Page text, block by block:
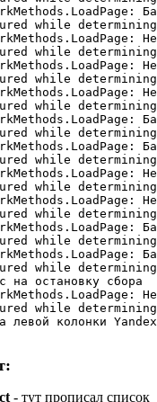
while
while
while
while
while
while
while
while
while
while
на остановку сбора
while
колонки
- тут прописал список